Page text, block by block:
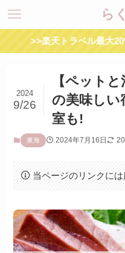
ら
>>楽天トラベル最大
【ペット
の美味しい
室も!
2024
9/26
東海 2024年7月16日
当ページのリンクには